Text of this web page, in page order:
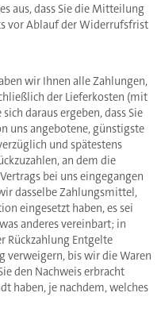
aus, dass Sie die Mitteilung
vor Ablauf der Widerrufsfrist
wir Ihnen alle Zahlungen,
der Lieferkosten (mit
daraus ergeben, dass Sie
uns angebotene, günstigste
und spätestens
an dem die
bei uns eingegangen
dasselbe Zahlungsmittel,
eingesetzt haben, es sei
anderes vereinbart; in
Rückzahlung Entgelte
verweigern, bis wir die Waren
den Nachweis erbracht
haben, je nachdem, welches